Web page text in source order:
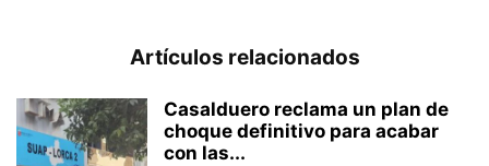
Artículos relacionados
Casalduero reclama un plan de
choque definitivo para acabar
con las...